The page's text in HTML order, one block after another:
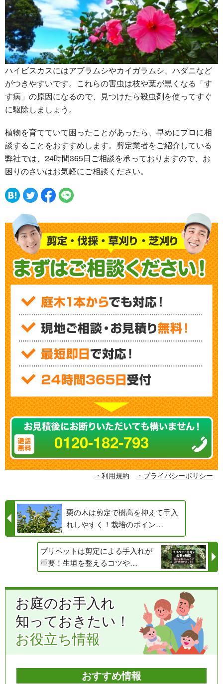
ハイビスカスにはアブラムシやカイガラムシ、ハダニなど
がつきやすいです。これらの害虫は枝や葉が黒くなる「す
す病」の原因になるので、見つけたら殺虫剤を使ってすぐ
に駆除しましょう。
植物を育てていて困ったことがあったら、早めにプロに相
談することをおすすめします。剪定業者をご紹介している
弊社では、24時間365日ご相談を承っておりますので、お
困りのさいはお気軽にご相談ください。
0120-182-793
・利用規約 ・プライバシーポリシー
栗の木は剪定で樹高を抑えて手入
れしやすく！栽培のポイン…
プリペットは剪定による手入れが
重要！生垣を整えるコツや…
お庭のお手入れ
知っておきたい！
お役立ち情報
おすすめ情報